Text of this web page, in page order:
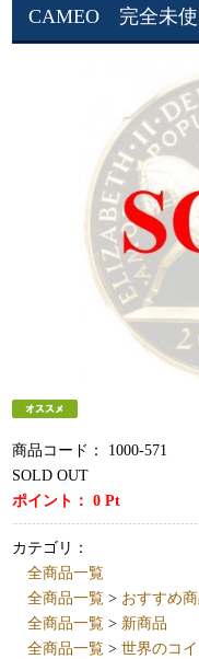
CAMEO 完全未使
商品コード：
1000-571
SOLD OUT
ポイント：0 Pt
カテゴリ：
全商品一覧
全商品一覧 > おすすめ
全商品一覧 > 新商品
全商品一覧 >世界のコ